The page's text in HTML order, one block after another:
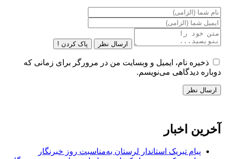
ارسال نظر پاک کردن !
ذخیره نام، ایمیل و وبسایت من در مرورگر برای زمانی که
دوباره دیدگاهی می‌نویسم.
آخرین اخبار
پیام تبریک استاندار لرستان به‌مناسبت روز خبرنگار